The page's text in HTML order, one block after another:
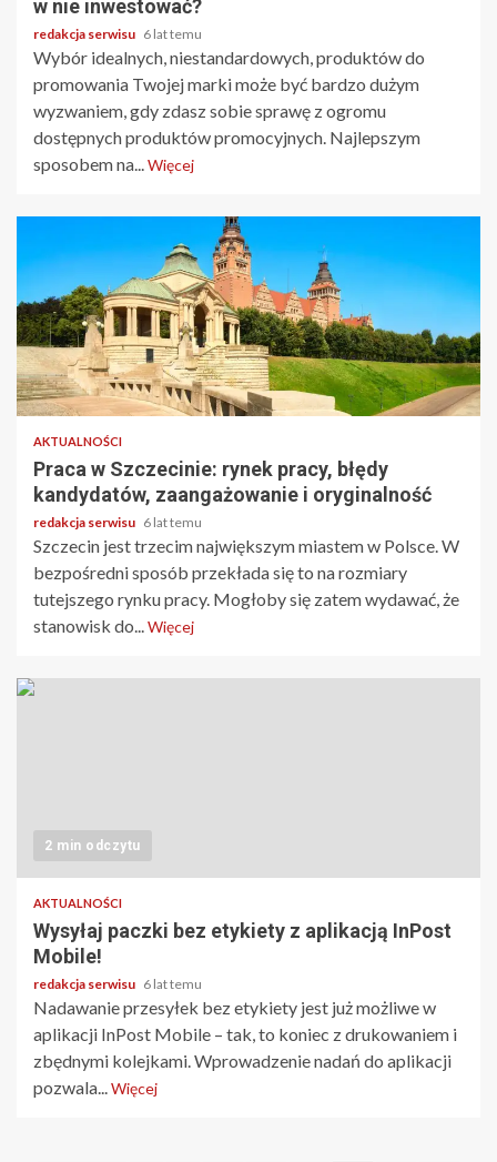
w nie inwestować?
redakcja serwisu 6 lat temu
Wybór idealnych, niestandardowych, produktów do
promowania Twojej marki może być bardzo dużym
wyzwaniem, gdy zdasz sobie sprawę z ogromu
dostępnych produktów promocyjnych. Najlepszym
sposobem na...Więcej
2 min odczytu
AKTUALNOŚCI
Praca w Szczecinie: rynek pracy, błędy
kandydatów, zaangażowanie i oryginalność
redakcja serwisu 6 lat temu
Szczecin jest trzecim największym miastem w Polsce. W
bezpośredni sposób przekłada się to na rozmiary
tutejszego rynku pracy. Mogłoby się zatem wydawać, że
stanowisk do...Więcej
2 min odczytu
AKTUALNOŚCI
Wysyłaj paczki bez etykiety z aplikacją InPost
Mobile!
redakcja serwisu 6 lat temu
Nadawanie przesyłek bez etykiety jest już możliwe w
aplikacji InPost Mobile – tak, to koniec z drukowaniem i
zbędnymi kolejkami. Wprowadzenie nadań do aplikacji
pozwala...Więcej